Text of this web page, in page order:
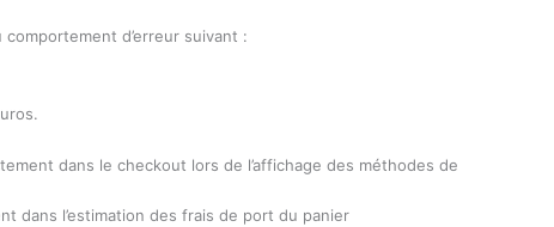
d’erreur suivant :
dans le checkout lors de l’affichage des méthodes de
dans l’estimation des frais de port du panier